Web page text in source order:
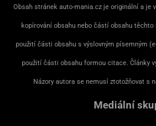
Obsah stránek auto-mania.cz je originální a je
kopírování obsahu nebo částí obsahu
použití části obsahu s výslovným písemným
použití části obsahu formou citace. Články
Názory autora se nemusí ztotožňovat s
Mediální